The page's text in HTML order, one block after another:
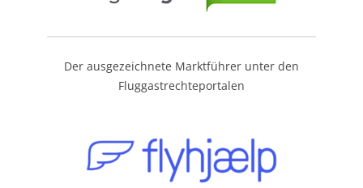
Der ausgezeichnete Marktführer unter den
Fluggastrechteportalen